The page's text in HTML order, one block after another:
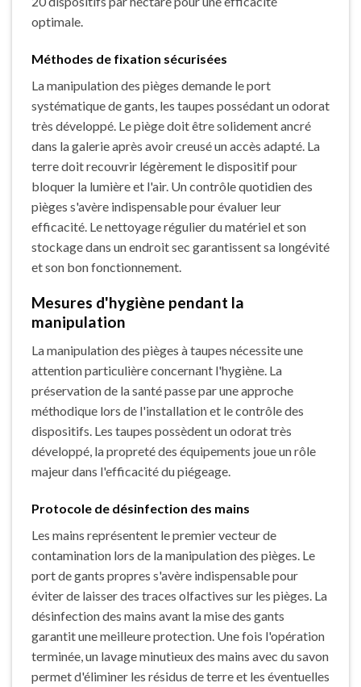
optimale.
Méthodes de fixation sécurisées
La manipulation des pièges demande le port
systématique de gants, les taupes possédant un odorat
très développé. Le piège doit être solidement ancré
dans la galerie après avoir creusé un accès adapté. La
terre doit recouvrir légèrement le dispositif pour
bloquer la lumière et l'air. Un contrôle quotidien des
pièges s'avère indispensable pour évaluer leur
efficacité. Le nettoyage régulier du matériel et son
stockage dans un endroit sec garantissent sa longévité
et son bon fonctionnement.
Mesures d'hygiène pendant la
manipulation
La manipulation des pièges à taupes nécessite une
attention particulière concernant l'hygiène. La
préservation de la santé passe par une approche
méthodique lors de l'installation et le contrôle des
dispositifs. Les taupes possèdent un odorat très
développé, la propreté des équipements joue un rôle
majeur dans l'efficacité du piégeage.
Protocole de désinfection des mains
Les mains représentent le premier vecteur de
contamination lors de la manipulation des pièges. Le
port de gants propres s'avère indispensable pour
éviter de laisser des traces olfactives sur les pièges. La
désinfection des mains avant la mise des gants
garantit une meilleure protection. Une fois l'opération
terminée, un lavage minutieux des mains avec du savon
permet d'éliminer les résidus de terre et les éventuelles